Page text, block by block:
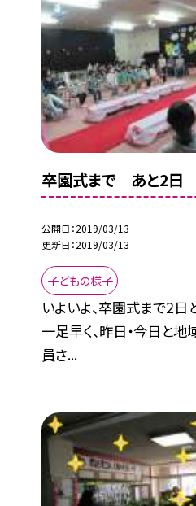
卒園式まで あと2日
公開日 2019/03/13
更新日 2019/03/13
子どもの様子
いよいよ、卒園式まで2日
一足早く、昨日・今日と
員さ...